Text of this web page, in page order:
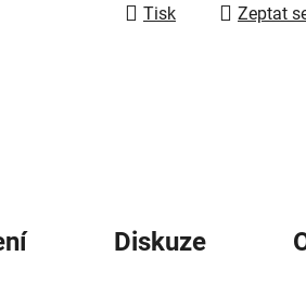
Tisk Zeptat
Diskuze